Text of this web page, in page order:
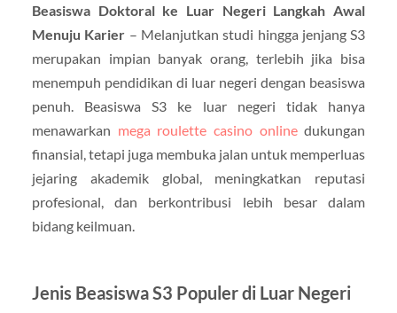
Beasiswa Doktoral ke Luar Negeri Langkah Awal
Menuju Karier – Melanjutkan studi hingga jenjang S3
merupakan impian banyak orang, terlebih jika bisa
menempuh pendidikan di luar negeri dengan beasiswa
penuh. Beasiswa S3 ke luar negeri tidak hanya
menawarkan mega roulette casino onlinedukungan
finansial, tetapi juga membuka jalan untuk memperluas
jejaring akademik global, meningkatkan reputasi
profesional, dan berkontribusi lebih besar dalam
bidang keilmuan.
Jenis Beasiswa S3 Populer di Luar Negeri